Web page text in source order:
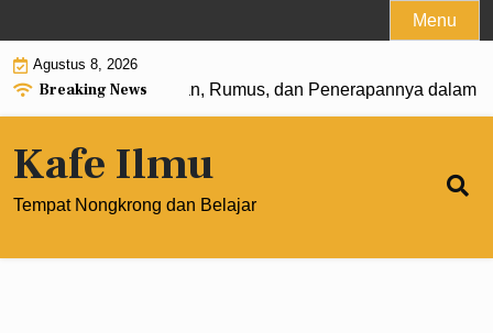
to
content
Menu
Agustus 8, 2026
Breaking News
Pangkat 0: Pengertian, Rumus, dan Penerapannya dalam
Kafe Ilmu
Tempat Nongkrong dan Belajar